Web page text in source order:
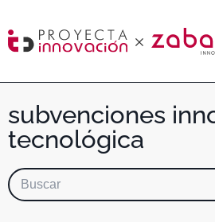
subvenciones
tecnológica